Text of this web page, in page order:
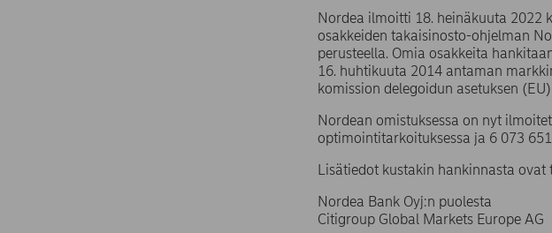
Nordea ilmoitti 18. heinäkuuta 2022
osakkeiden takaisinosto-ohjelman
perusteella. Omia osakkeita
16. huhtikuuta 2014 antaman
komission delegoidun asetuksen
Nordean omistuksessa on nyt
optimointitarkoituksessa ja 6 073
Lisätiedot kustakin hankinnasta ovat
Nordea Bank Oyj:n puolesta
Citigroup Global Markets Europe AG